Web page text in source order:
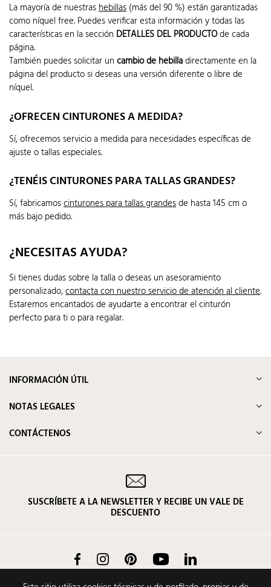
La mayoría de nuestrashebillas (más del 90 %) están garantizadas
como níquel free. Puedes verificar esta información y todas las
características en la sección DETALLES DEL PRODUCTOde cada
página.
También puedes solicitar un cambio de hebilladirectamente en la
página del producto si deseas una versión diferente o libre de
níquel.
¿OFRECEN CINTURONES A MEDIDA?
Sí, ofrecemos servicio a medida para necesidades específicas de
ajuste o tallas especiales.
¿TENÉIS CINTURONES PARA TALLAS GRANDES?
Sí, fabricamoscinturones para tallas grandesde hasta 145 cm o
más bajo pedido.
¿NECESITAS AYUDA?
Si tienes dudas sobre la talla o deseas un asesoramiento
personalizado,contacta con nuestro servicio de atención al cliente.
Estaremos encantados de ayudarte a encontrar el cinturón
perfecto para ti o para regalar.
INFORMACIÓN ÚTIL
NOTAS LEGALES
CONTÁCTENOS
SUSCRÍBETE A LA NEWSLETTER Y RECIBE UN VALE DE
DESCUENTO
FacebookInstagram Pinterest YouTube